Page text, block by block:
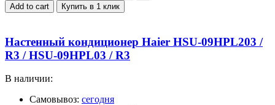
Add to cart Купить в 1 клик
Настенный кондиционер Haier HSU-09HPL203 /
R3 / HSU-09HPL03 / R3
В наличии:
Самовывоз: сегодня